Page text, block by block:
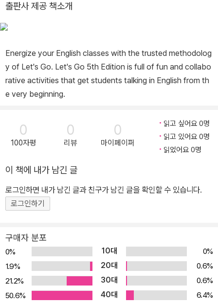
출판사 제공 책소개
Energize your English classes with the trusted methodolog
y of Let's Go. Let's Go 5th Edition is full of fun and collabo
rative activities that get students talking in English from th
e very beginning.
0
100자평
0
리뷰
0
마이페이퍼
읽고 싶어요 0명
읽고 있어요 0명
읽었어요 0명
이 책에 내가 남긴 글
로그인하면 내가 남긴 글과 친구가 남긴 글을 확인할 수 있습니다.
로그인하기
구매자 분포
0% 10대
0%
1.9%
20대
0.6%
21.2%
30대
0.6%
50.6%
40대
6.4%